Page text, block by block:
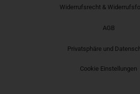
Widerrufsrecht &
AGB
Privatsphäre und
Cookie Einstellungen